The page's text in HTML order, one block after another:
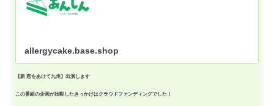
allergycake.base.shop
【新 窓をあけて九州】出演します
この番組の企画が始動したきっかけはクラウドファンディングでした！